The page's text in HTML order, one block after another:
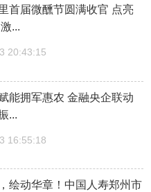
首届微醺节圆满收官 点亮
...
20:43:15
能拥军惠农 金融央企联动
...
16:55:18
绘动华章！中国人寿郑州市